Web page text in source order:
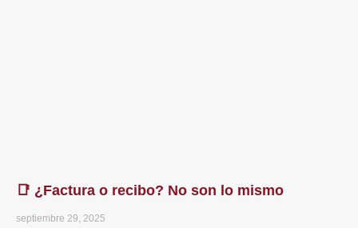
📑 ¿Factura o recibo? No son lo mismo
septiembre 29, 2025